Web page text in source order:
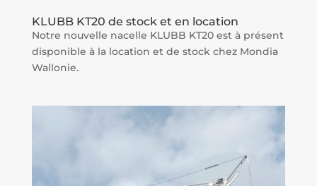
KLUBB KT20 de stock et en location
Notre nouvelle nacelle KLUBB KT20 est à présent
disponible à la location et de stock chez Mondia
Wallonie.